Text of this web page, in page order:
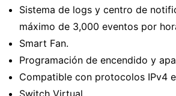
Sistema de logs y centro de
máximo de 3,000 eventos por
Smart Fan.
Programación de encendido y
Compatible con protocolos IPv4